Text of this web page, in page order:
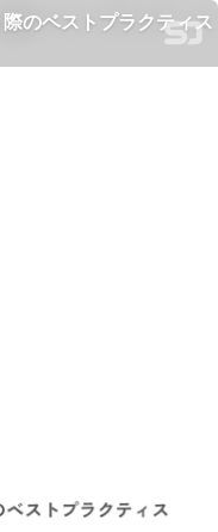
のベストプラクティス